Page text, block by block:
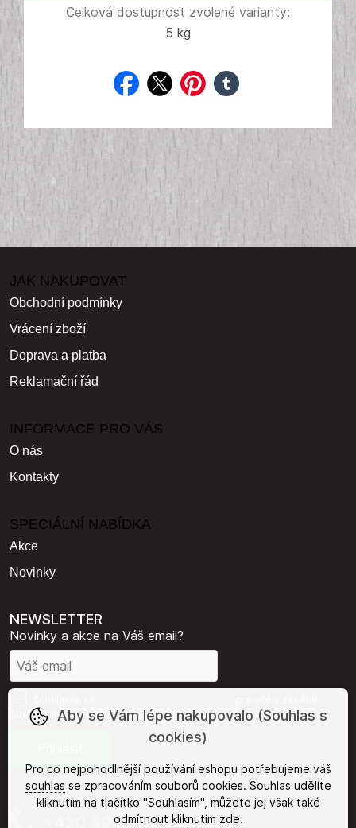
Celková dostupnost zvolené varianty:
5 kg
facebook
twitterpinterest
tumblr
JAK NAKUPOVAT
Obchodní podmínky
Vrácení zboží
Doprava a platba
Reklamační řád
INFORMACE PRO VÁS
O nás
Kontakty
SPECIÁLNÍ NABÍDKA
Akce
Novinky
NEWSLETTER
Novinky a akce na Váš email?
obchodního sdělení.
+420 494 371 385
Aby se Vám lépe nakupovalo (Souhlas s
cookies)
Pro co nejpohodlnější používání eshopu potřebujeme váš
souhlas se zpracováním souborů cookies. Souhlas udělíte
kliknutím na tlačítko "Souhlasím", můžete jej však také
odmítnout kliknutím zde.